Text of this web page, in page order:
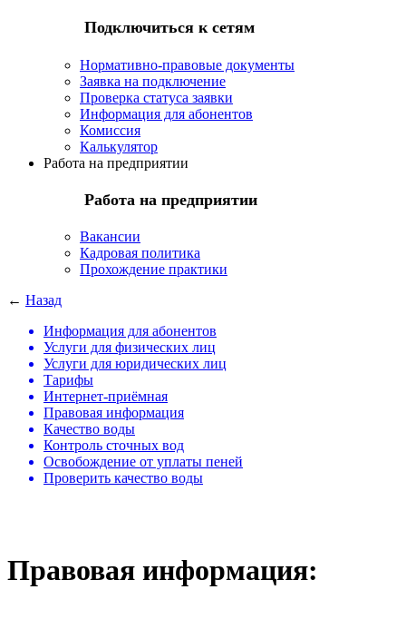
Подключиться к сетям
Нормативно-правовые документы
Заявка на подключение
Проверка статуса заявки
Информация для абонентов
Комиссия
Калькулятор
Работа на предприятии
Работа на предприятии
Вакансии
Кадровая политика
Прохождение практики
← Назад
Информация для абонентов
Услуги для физических лиц
Услуги для юридических лиц
Тарифы
Интернет-приёмная
Правовая информация
Качество воды
Контроль сточных вод
Освобождение от уплаты пеней
Проверить качество воды
Правовая информация: